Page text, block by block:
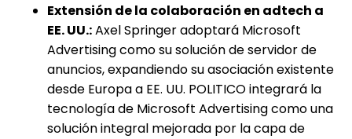
Extensión de la colaboración en adtech a
EE. UU.:Axel Springer adoptará Microsoft
Advertising como su solución de servidor de
anuncios, expandiendo su asociación existente
desde Europa a EE. UU. POLITICO integrará la
tecnología de Microsoft Advertising como una
solución integral mejorada por la capa de